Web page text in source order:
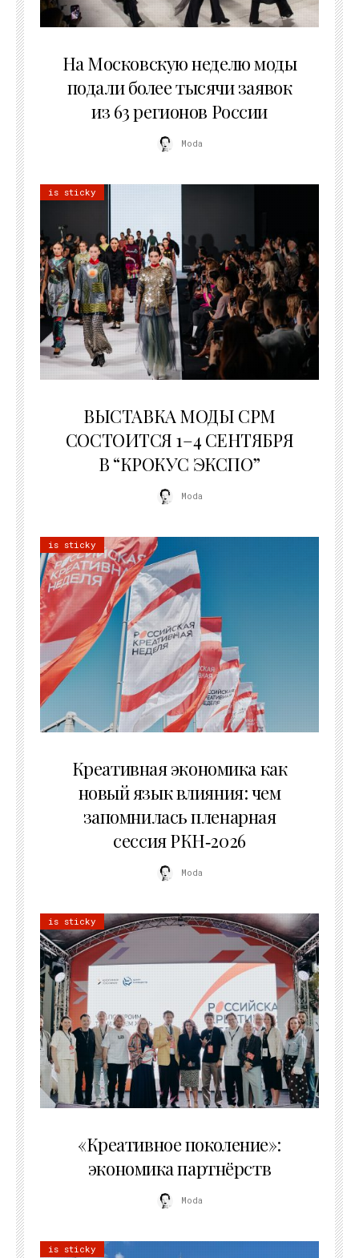
На Московскую неделю моды
подали более тысячи заявок
из 63 регионов России
Moda
is sticky
ВЫСТАВКА МОДЫ CPM
СОСТОИТСЯ 1–4 СЕНТЯБРЯ
В “КРОКУС ЭКСПО”
Moda
is sticky
Креативная экономика как
новый язык влияния: чем
запомнилась пленарная
сессия РКН‑2026
Moda
is sticky
«Креативное поколение»:
экономика партнёрств
Moda
is sticky